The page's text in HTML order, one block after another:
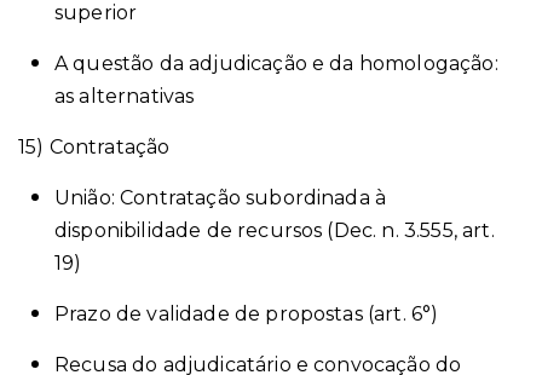
superior
A questão da adjudicação e da homologação:
as alternativas
15) Contratação
União: Contratação subordinada à
disponibilidade de recursos (Dec. n. 3.555, art.
19)
Prazo de validade de propostas (art. 6°)
Recusa do adjudicatário e convocação do